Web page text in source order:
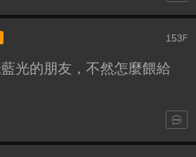
153F
光的朋友，不然怎麼餵給